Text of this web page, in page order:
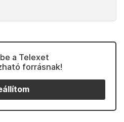
a Telexet
forrásnak!